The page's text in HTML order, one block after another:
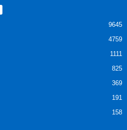
9645
4759
1111
825
369
191
158